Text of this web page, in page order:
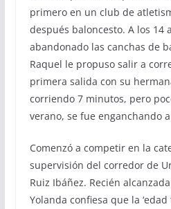
primero en un club de
después baloncesto. A los 14
abandonado las canchas de
Raquel le propuso salir a
primera salida con su
corriendo 7 minutos, pero
verano, se fue enganchando
Comenzó a competir en la
supervisión del corredor de
Ruiz Ibáñez. Recién
Yolanda confiesa que la